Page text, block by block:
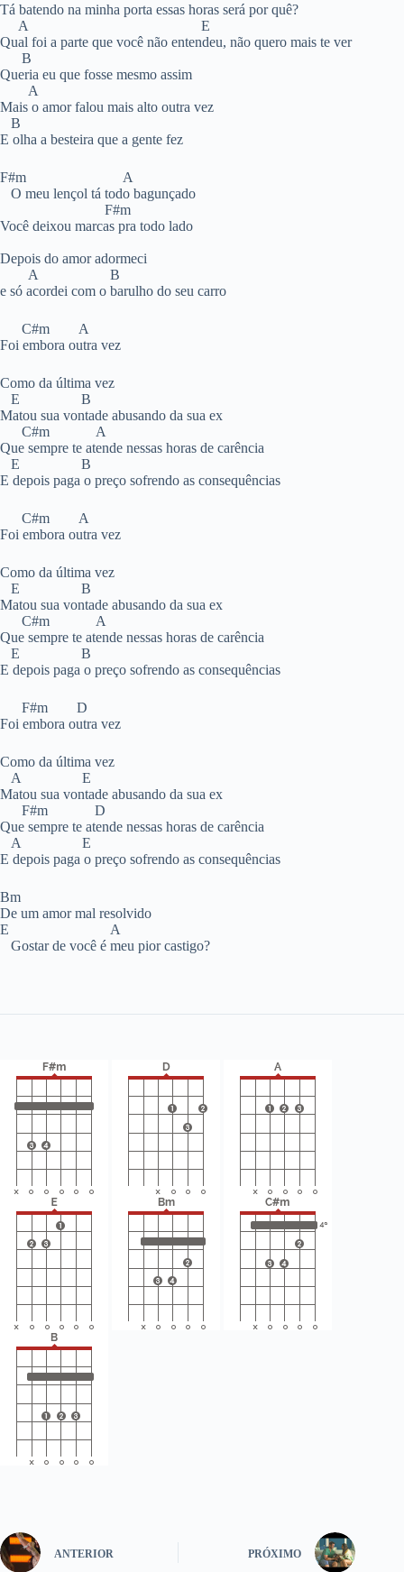
Tá batendo na minha porta essas horas será por quê?
A E
Qual foi a parte que você não entendeu, não quero mais te ver
B
Queria eu que fosse mesmo assim
A
Mais o amor falou mais alto outra vez
B
E olha a besteira que a gente fez
F#m A
O meu lençol tá todo bagunçado
F#m
Você deixou marcas pra todo lado
Depois do amor adormeci
A B
e só acordei com o barulho do seu carro
C#m A
Foi embora outra vez
Como da última vez
E B
Matou sua vontade abusando da sua ex
C#m A
Que sempre te atende nessas horas de carência
E B
E depois paga o preço sofrendo as consequências
C#m A
Foi embora outra vez
Como da última vez
E B
Matou sua vontade abusando da sua ex
C#m A
Que sempre te atende nessas horas de carência
E B
E depois paga o preço sofrendo as consequências
F#m D
Foi embora outra vez
Como da última vez
A E
Matou sua vontade abusando da sua ex
F#m D
Que sempre te atende nessas horas de carência
A E
E depois paga o preço sofrendo as consequências
Bm
De um amor mal resolvido
E A
Gostar de você é meu pior castigo?
ANTERIOR PRÓXIMO